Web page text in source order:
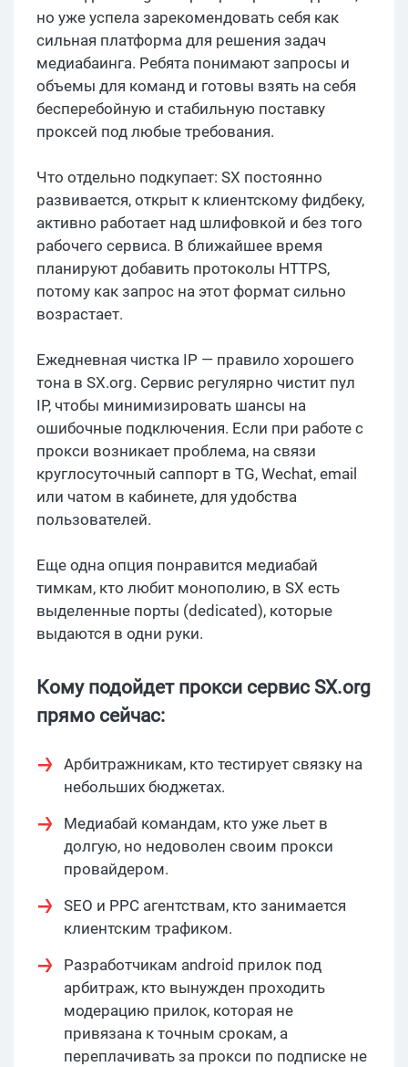
но уже успела зарекомендовать себя как
сильная платформа для решения задач
медиабаинга. Ребята понимают запросы и
объемы для команд и готовы взять на себя
бесперебойную и стабильную поставку
проксей под любые требования.
Что отдельно подкупает: SX постоянно
развивается, открыт к клиентскому фидбеку,
активно работает над шлифовкой и без того
рабочего сервиса. В ближайшее время
планируют добавить протоколы HTTPS,
потому как запрос на этот формат сильно
возрастает.
Ежедневная чистка IP — правило хорошего
тона в SX.org. Сервис регулярно чистит пул
IP, чтобы минимизировать шансы на
ошибочные подключения. Если при работе с
прокси возникает проблема, на связи
круглосуточный саппорт в TG, Wechat, email
или чатом в кабинете, для удобства
пользователей.
Еще одна опция понравится медиабай
тимкам, кто любит монополию, в SX есть
выделенные порты (dedicated), которые
выдаются в одни руки.
Кому подойдет прокси сервис SX.org
прямо сейчас:
Арбитражникам, кто тестирует связку на
небольших бюджетах.
Медиабай командам, кто уже льет в
долгую, но недоволен своим прокси
провайдером.
SEO и PPC агентствам, кто занимается
клиентским трафиком.
Разработчикам android прилок под
арбитраж, кто вынужден проходить
модерацию прилок, которая не
привязана к точным срокам, а
переплачивать за прокси по подписке не